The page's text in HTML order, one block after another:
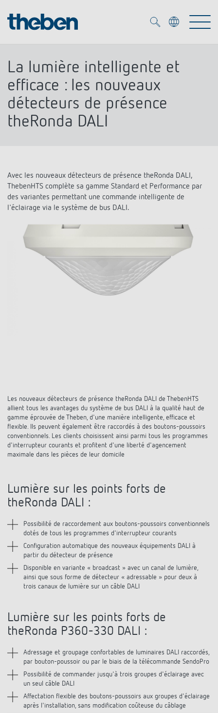
Produits
KNX
Détecteurs de présence et de mouvement
Spots LED
Contrôle du temps et de la lumière
Régulation de chauffage
OEM
Experts OEM
Références
Contrôle du temps et de la lumière
Commande d'éclairage DALI-2
Systèmes KNX
Système pour maison intelligente
Détecteurs de présence et de mouvement
de Theben
Régulation de la température
Références
Télérupteur impulsionnel OKTO de Theben
Médiathèque
Catalogues et prospectus
Commande de catalogue
Séminaires
Entreprise
Nouveautés
Coopérations
Contact
Hotline
Recherche de produits
La lumière intelligente et
efficace : les nouveaux
détecteurs de présence
theRonda DALI
Avec les nouveaux détecteurs de présence theRonda DALI,
ThebenHTS complète sa gamme Standard et Performance par
des variantes permettant une commande intelligente de
l'éclairage via le système de bus DALI.
Les nouveaux détecteurs de présence theRonda DALI de ThebenHTS
allient tous les avantages du système de bus DALI à la qualité haut de
gamme éprouvée de Theben, d'une manière intelligente, efficace et
flexible. Ils peuvent également être raccordés à des boutons-poussoirs
conventionnels. Les clients choisissent ainsi parmi tous les programmes
d'interrupteur courants et profitent d'une liberté d'agencement
maximale dans les pièces de leur domicile
Lumière sur les points forts de
theRonda DALI :
Possibilité de raccordement aux boutons-poussoirs conventionnels
dotés de tous les programmes d'interrupteur courants
Configuration automatique des nouveaux équipements DALI à
partir du détecteur de présence
Disponible en variante « broadcast » avec un canal de lumière,
ainsi que sous forme de détecteur « adressable » pour deux à
trois canaux de lumière sur un câble DALI
Lumière sur les points forts de
theRonda P360-330 DALI :
Adressage et groupage confortables de luminaires DALI raccordés,
par bouton-poussoir ou par le biais de la télécommande SendoPro
Possibilité de commander jusqu'à trois groupes d'éclairage avec
un seul câble DALI
Affectation flexible des boutons-poussoirs aux groupes d'éclairage
après l'installation, sans modification coûteuse du câblage